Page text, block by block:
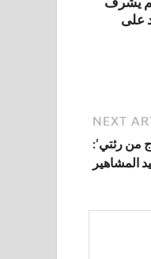
على
NEXT
من رئتي’:
المشاهير